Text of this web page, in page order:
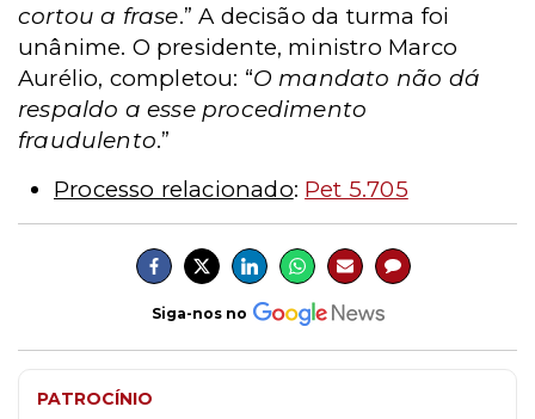
cortou a frase.” A decisão da turma foi
unânime. O presidente, ministro Marco
Aurélio, completou: “O mandato não dá
respaldo a esse procedimento
fraudulento.”
Processo relacionado: Pet 5.705
Siga-nos no
PATROCÍNIO